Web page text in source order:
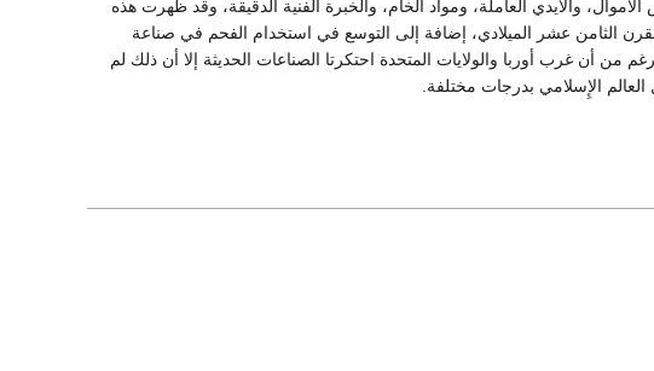
والأيدي العاملة، ومواد الخام، والخبرة الفنية الدقيقة، وقد ظهرت هذه
الثامن عشر الميلادي، إضافة إلى التوسع في استخدام الفحم في صناعة
أن غرب أوربا والولايات المتحدة احتكرتا الصناعات الحديثة إلا أن ذلك لم
الإِسلامي بدرجات مختلفة.